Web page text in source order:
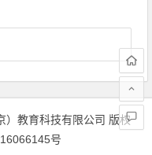
教育科技有限公司 版权
号